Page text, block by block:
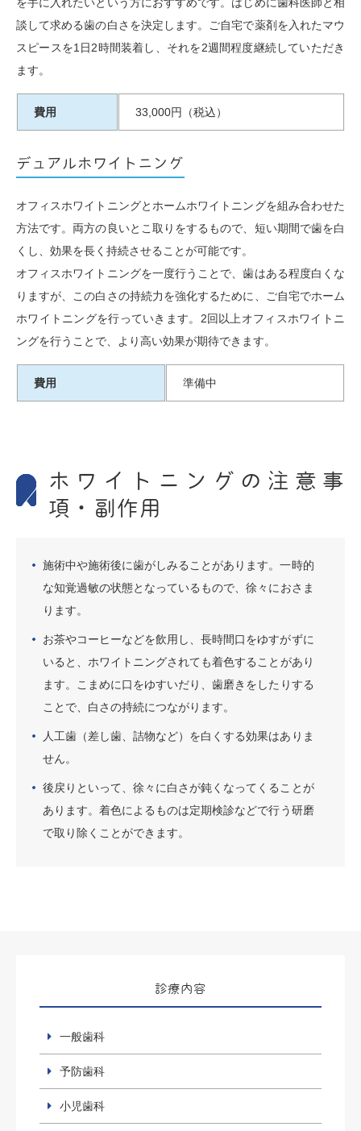
談して求める歯の白さを決定します。ご自宅で薬剤を入れたマウ
スピースを1日2時間装着し、それを2週間程度継続していただき
ます。
費用 33,000円（税込）
デュアルホワイトニング
オフィスホワイトニングとホームホワイトニングを組み合わせた
方法です。両方の良いとこ取りをするもので、短い期間で歯を白
くし、効果を長く持続させることが可能です。
オフィスホワイトニングを一度行うことで、歯はある程度白くな
りますが、この白さの持続力を強化するために、ご自宅でホーム
ホワイトニングを行っていきます。2回以上オフィスホワイトニ
ングを行うことで、より高い効果が期待できます。
費用 準備中
ホワイトニングの注意事
項・副作用
施術中や施術後に歯がしみることがあります。一時的
な知覚過敏の状態となっているもので、徐々におさま
ります。
お茶やコーヒーなどを飲用し、長時間口をゆすがずに
いると、ホワイトニングされても着色することがあり
ます。こまめに口をゆすいだり、歯磨きをしたりする
ことで、白さの持続につながります。
人工歯（差し歯、詰物など）を白くする効果はありま
せん。
後戻りといって、徐々に白さが鈍くなってくることが
あります。着色によるものは定期検診などで行う研磨
で取り除くことができます。
診療内容
一般歯科
予防歯科
小児歯科